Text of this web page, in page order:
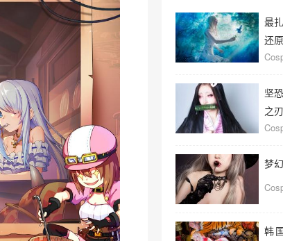
最
还
坚
之
梦
韩